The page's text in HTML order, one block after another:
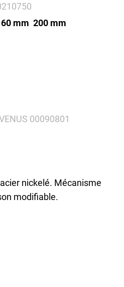
mm  200 mm
nickelé. Mécanisme
modifiable.